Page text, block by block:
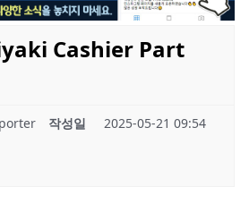
Cashier Part
작성일 2025-05-21 09:54